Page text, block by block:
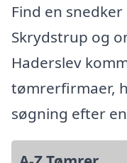
Find en
Skrydstrup og
Haderslev
tømrerfirmaer,
søgning efter